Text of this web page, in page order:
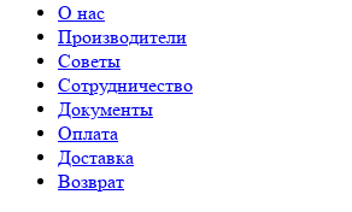
О нас
Производители
Советы
Сотрудничество
Документы
Оплата
Доставка
Возврат